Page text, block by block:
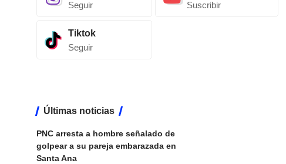
Seguir Suscribir
Tiktok
Seguir
Últimas noticias
PNC arresta a hombre señalado de
golpear a su pareja embarazada en
Santa Ana